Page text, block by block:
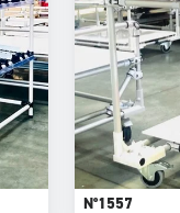
N°1557